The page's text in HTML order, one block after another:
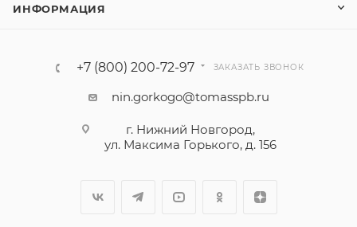
ИНФОРМАЦИЯ
+7 (800) 200-72-97 ЗАКАЗАТЬ ЗВОНОК
nin.gorkogo@tomasspb.ru
г. Нижний Новгород,
ул. Максима Горького, д. 156